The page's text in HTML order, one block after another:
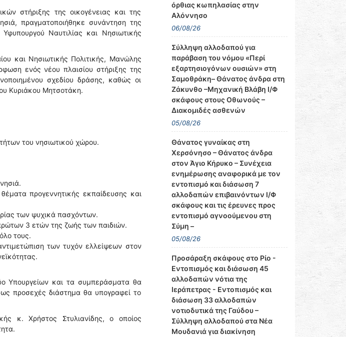
στήριξης της οικογένειας και της
πραγματοποιήθηκε συνάντηση της
Ναυτιλίας και Νησιωτικής
και Νησιωτικής Πολιτικής, Μανώλης
ενός νέου πλαισίου στήριξης της
σχεδίου δράσης, καθώς οι
Κυριάκου Μητσοτάκη.
του νησιωτικού χώρου.
προγεννητικής εκπαίδευσης και
των ψυχικά πασχόντων.
3 ετών της ζωής των παιδιών.
τους.
των τυχόν ελλείψεων στον
Υπουργείων και τα συμπεράσματα θα
προσεχές διάστημα θα υπογραφεί το
κ. Χρήστος Στυλιανίδης, ο οποίος
όρθιας κωπηλασίας στην
Αλόννησο
06/08/26
Σύλληψη αλλοδαπού για
παράβαση του νόμου «Περί
εξαρτησιογόνων ουσιών» στη
Σαμοθράκη– Θάνατος άνδρα στη
Ζάκυνθο –Μηχανική Βλάβη Ι/Φ
σκάφους στους Οθωνούς –
Διακομιδές ασθενών
05/08/26
Θάνατος γυναίκας στη
Χερσόνησο – Θάνατος άνδρα
στον Άγιο Κήρυκο – Συνέχεια
ενημέρωσης αναφορικά με τον
εντοπισμό και διάσωση 7
αλλοδαπών επιβαινόντων Ι/Φ
σκάφους και τις έρευνες προς
εντοπισμό αγνοούμενου στη
Σύμη –
05/08/26
Προσάραξη σκάφους στο Ρίο -
Εντοπισμός και διάσωση 45
αλλοδαπών νότια της
Ιεράπετρας - Εντοπισμός και
διάσωση 33 αλλοδαπών
νοτιοδυτικά της Γαύδου –
Σύλληψη αλλοδαπού στα Νέα
Μουδανιά για διακίνηση